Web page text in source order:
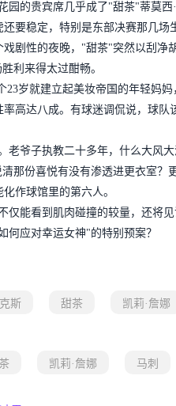
的贵宾席几乎成了"甜茶"蒂莫西·
要稳定，特别是东部决赛那几场
剧性的夜晚，"甜茶"突然以刮净
利来得太过酣畅。
岁就建立起美妆帝国的年轻妈妈
高达八成。有球迷调侃说，球队
爷子执教二十多年，什么大风大
那份喜悦有没有渗透进更衣室？
作球馆里的第六人。
能看到肌肉碰撞的较量，还将见
何应对幸运女神"的特别预案？
斯 甜茶 凯莉·詹娜
凯莉·詹娜 马刺